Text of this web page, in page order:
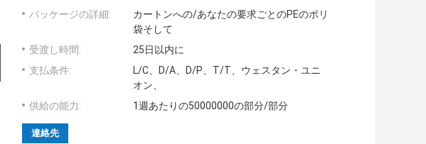
パッケージの詳細:
カートンへの/あなたの要求ごとのPEのポリ
袋そして
受渡し時間:
25日以内に
支払条件:
L/C、D/A、D/P、T/T、ウェスタン・ユニ
オン、
供給の能力:
1週あたりの50000000の部分/部分
連絡先